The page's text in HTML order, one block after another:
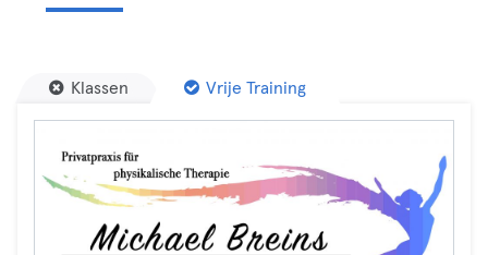
Klassen Vrije Training